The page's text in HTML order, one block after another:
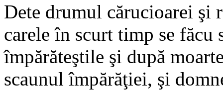
Dete drumul cărucioarei şi
carele în scurt timp se făcu
împărăteştile şi după
scaunul împărăţiei, şi